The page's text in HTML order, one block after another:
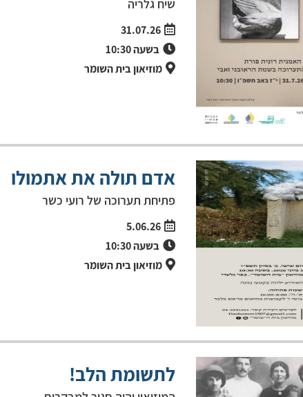
שיח גלריה
31.07.26
בשעה10:30
מוזיאון בית השומר
אדם תולה את אתמולו
פתיחת תערוכה של רועי כשר
5.06.26
בשעה10:30
מוזיאון בית השומר
לתשומת הלב!